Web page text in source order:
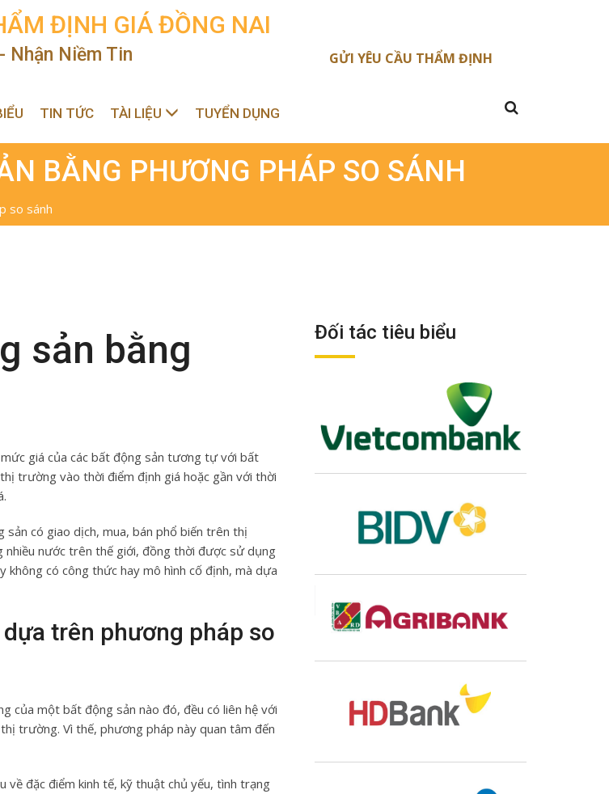
ĐỊNH GIÁ ĐỒNG NAI
Nhận Niềm Tin GỬI YÊU CẦU THẨM ĐỊNH
TIN TỨC TÀI LIỆU TUYỂN DỤNG
BẰNG PHƯƠNG PHÁP SO SÁNH
so sánh
sản bằng
giá của các bất động sản tương tự với bất
trường vào thời điểm định giá hoặc gần với thời
có giao dịch, mua, bán phổ biến trên thị
nước trên thế giới, đồng thời được sử dụng
có công thức hay mô hình cố định, mà dựa
dựa trên phương pháp so
của một bất động sản nào đó, đều có liên hệ với
trường. Vì thế, phương pháp này quan tâm đến
đặc điểm kinh tế, kỹ thuật chủ yếu, tình trạng
Đối tác tiêu biểu